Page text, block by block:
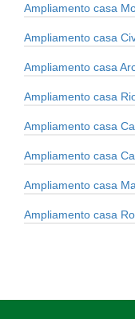
Ampliamento casa
Ampliamento casa
Ampliamento casa
Ampliamento casa
Ampliamento casa
Ampliamento casa
Ampliamento casa
Ampliamento casa